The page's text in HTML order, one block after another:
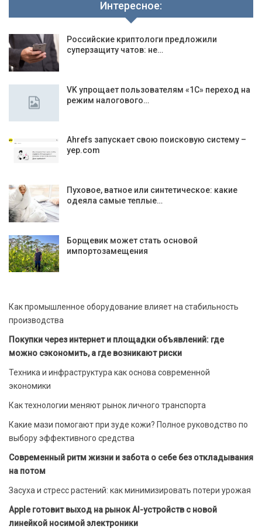
Интересное:
Российские криптологи предложили
суперзащиту чатов: не…
VK упрощает пользователям «1C» переход на
режим налогового…
Ahrefs запускает свою поисковую систему –
yep.com
Пуховое, ватное или синтетическое: какие
одеяла самые теплые…
Борщевик может стать основой
импортозамещения
Как промышленное оборудование влияет на стабильность
производства
Покупки через интернет и площадки объявлений: где
можно сэкономить, а где возникают риски
Техника и инфраструктура как основа современной
экономики
Как технологии меняют рынок личного транспорта
Какие мази помогают при зуде кожи? Полное руководство по
выбору эффективного средства
Современный ритм жизни и забота о себе без откладывания
на потом
Засуха и стресс растений: как минимизировать потери урожая
Apple готовит выход на рынок AI-устройств с новой
линейкой носимой электроники